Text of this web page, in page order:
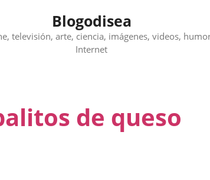
Blogodisea
televisión, arte, ciencia, imágenes, videos,
Internet
de queso